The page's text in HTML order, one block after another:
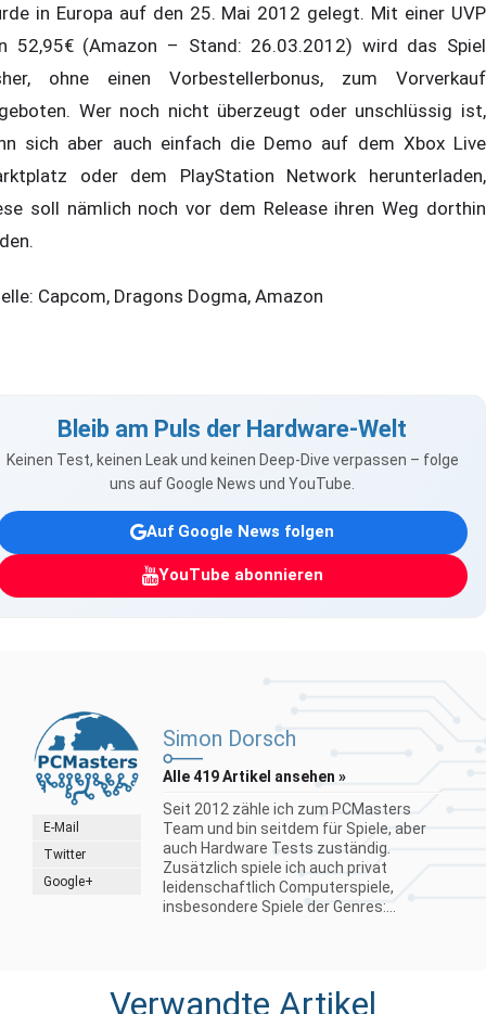
in Europa auf den 25. Mai 2012 gelegt. Mit einer UVP
52,95€ (Amazon – Stand: 26.03.2012) wird das Spiel
ohne einen Vorbestellerbonus, zum Vorverkauf
Wer noch nicht überzeugt oder unschlüssig ist,
sich aber auch einfach die Demo auf dem Xbox Live
oder dem PlayStation Network herunterladen,
soll nämlich noch vor dem Release ihren Weg dorthin
Capcom, Dragons Dogma, Amazon
Bleib am Puls der Hardware-Welt
Keinen Test, keinen Leak und keinen Deep-Dive verpassen – folge
uns auf Google News und YouTube.
Auf Google News folgen
YouTube abonnieren
E-Mail
Twitter
Google+
Simon Dorsch
Alle 419 Artikel ansehen »
Seit 2012 zähle ich zum PCMasters
Team und bin seitdem für Spiele, aber
auch Hardware Tests zuständig.
Zusätzlich spiele ich auch privat
leidenschaftlich Computerspiele,
insbesondere Spiele der Genres:...
Verwandte Artikel